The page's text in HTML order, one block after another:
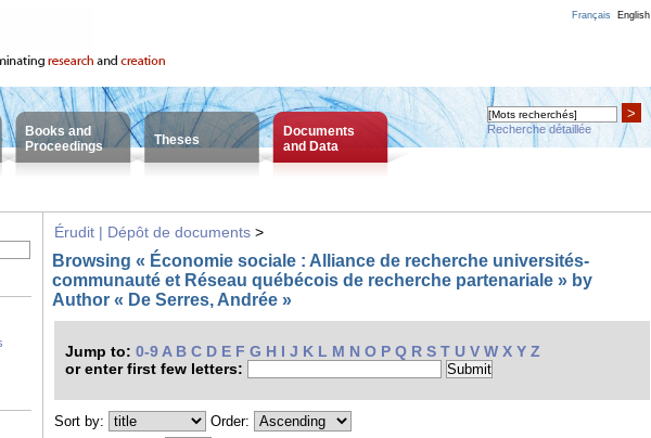
Français English
Books and
Proceedings
Theses
Documents
and Data
>
Recherche détaillée
Érudit | Dépôt de documents >
Browsing « Économie sociale : Alliance de recherche universités-
communauté et Réseau québécois de recherche partenariale » by
Author « De Serres, Andrée »
Jump to: 0-9 A B C D E F G H I J K L M N O P Q R S T U V W X Y Z
or enter first few letters:
Sort by:
Order: